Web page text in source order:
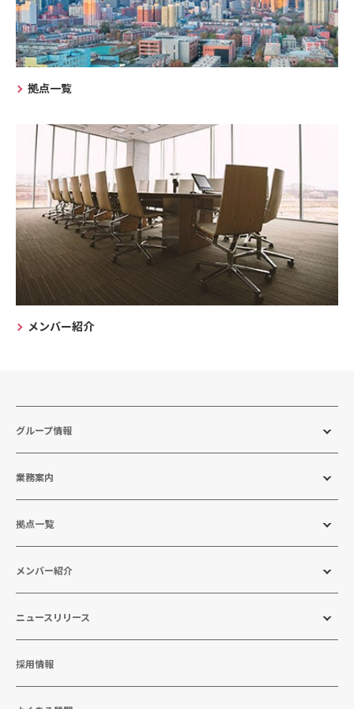
拠点一覧
メンバー紹介
グループ情報
業務案内
拠点一覧
メンバー紹介
ニュースリリース
採用情報